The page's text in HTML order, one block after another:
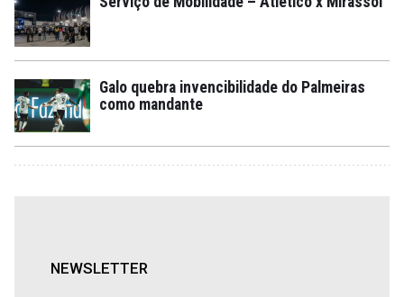
Galo quebra invencibilidade do Palmeiras
como mandante
NEWSLETTER